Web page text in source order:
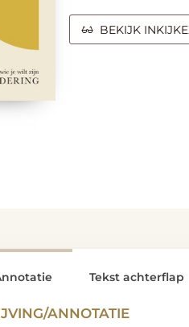
BEKIJK
ANNOTATIE
Tekst achterflap